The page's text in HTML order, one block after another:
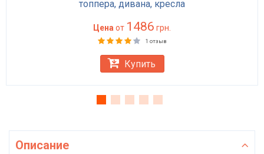
топпера, дивана, кресла
Цена от 1486 грн.
1 отзыв
Купить
Описание